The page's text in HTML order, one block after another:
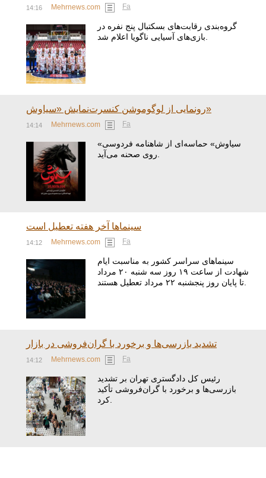
14:16 Mehrnews.com Fa
گروه‌بندی رقابت‌های بسکتبال پنج نفره در
رونمایی از لوگوموشن کنسرت‌نمایش «سیاوش»
14:14 Mehrnews.com Fa
«سیاوش» حماسه‌ای از شاهنامه فردوسی
سینماها آخر هفته تعطیل است
14:12 Mehrnews.com Fa
سینماهای سراسر کشور به مناسبت ایام
شهادت از ساعت ۱۹ روز سه شنبه ۲۰ مرداد
تشدید بازرسی‌ها و برخورد با گران‌فروشی در بازار
14:12 Mehrnews.com Fa
رئیس کل دادگستری تهران بر تشدید
بازرسی‌ها و برخورد با گران‌فروشی تأکید